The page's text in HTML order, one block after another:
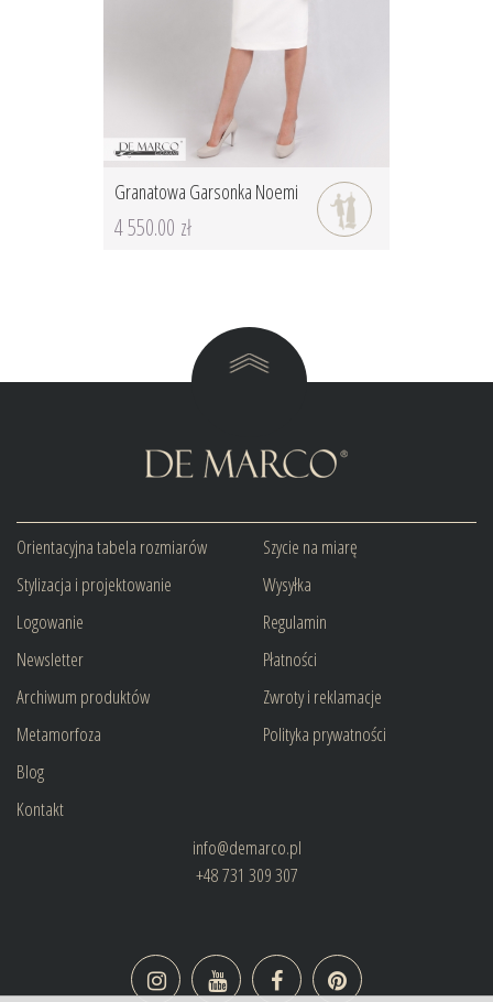
Granatowa Garsonka Noemi
4 550.00 zł
Orientacyjna tabela rozmiarów
Stylizacja i projektowanie
Logowanie
Newsletter
Archiwum produktów
Metamorfoza
Blog
Kontakt
Szycie na miarę
Wysyłka
Regulamin
Płatności
Zwroty i reklamacje
Polityka prywatności
info@demarco.pl
+48 731 309 307